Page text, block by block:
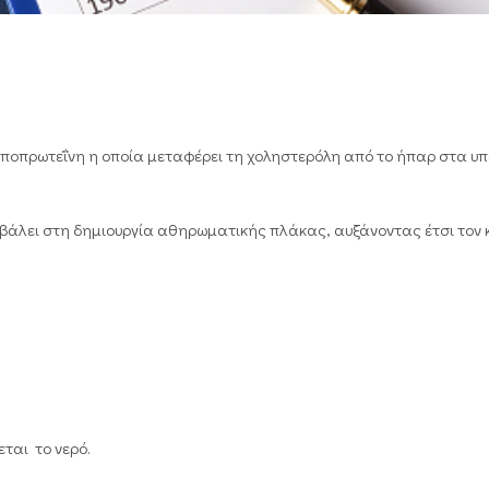
η οποία μεταφέρει τη χοληστερόλη από το ήπαρ στα
στη δημιουργία αθηρωματικής πλάκας, αυξάνοντας έτσι τον
το νερό.